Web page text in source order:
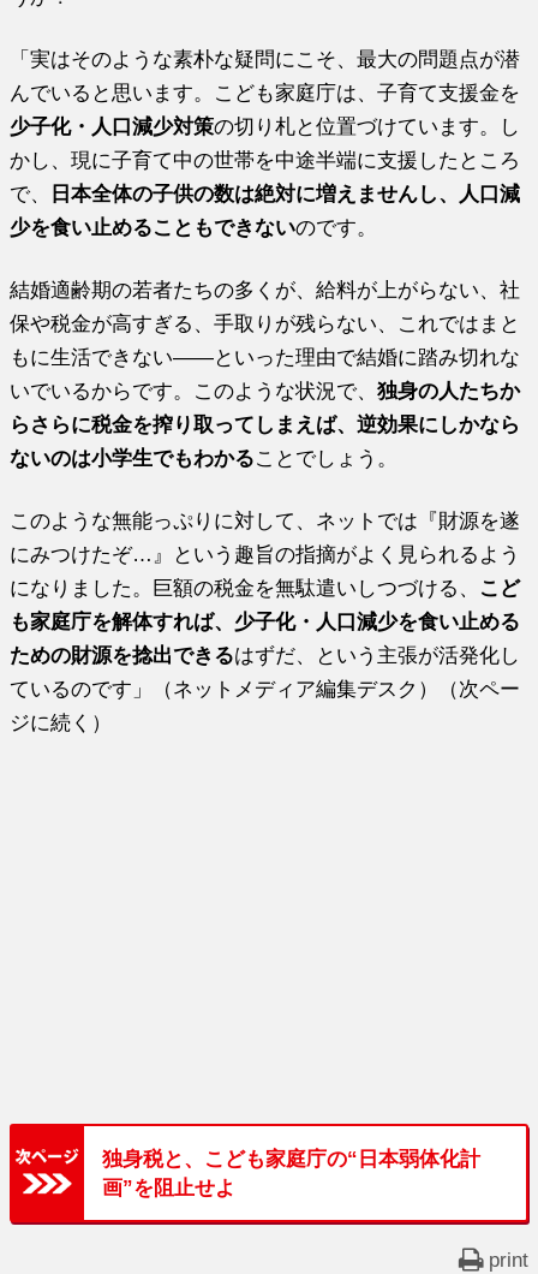
「実はそのような素朴な疑問にこそ、最大の問題点が潜
んでいると思います。こども家庭庁は、子育て支援金を
少子化・人口減少対策の切り札と位置づけています。し
かし、現に子育て中の世帯を中途半端に支援したところ
で、
日本全体の子供の数は絶対に増えませんし、人口減
少を食い止めることもできないのです。
結婚適齢期の若者たちの多くが、給料が上がらない、社
保や税金が高すぎる、手取りが残らない、これではまと
もに生活できない――といった理由で結婚に踏み切れな
いでいるからです。このような状況で、独身の人たちか
らさらに税金を搾り取ってしまえば、逆効果にしかなら
ないのは小学生でもわかることでしょう。
このような無能っぷりに対して、ネットでは『財源を遂
にみつけたぞ…』という趣旨の指摘がよく見られるよう
になりました。巨額の税金を無駄遣いしつづける、 こど
も家庭庁を解体すれば、少子化・人口減少を食い止める
ための財源を捻出できるはずだ、という主張が活発化し
ているのです」（ネットメディア編集デスク）（次ペー
ジに続く）
独身税と、こども家庭庁の“日本弱体化計
画”を阻止せよ
print